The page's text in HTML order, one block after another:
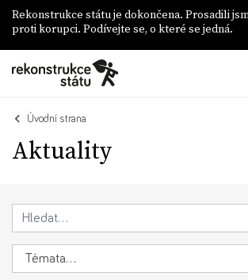
Rekonstrukce státu je dokončena. Prosadili
proti korupci. Podívejte se, o které se jedná.
Úvodní strana
Aktuality